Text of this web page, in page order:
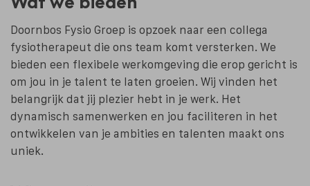
Doornbos Fysio Groep is opzoek naar een collega
fysiotherapeut die ons team komt versterken. We
bieden een flexibele werkomgeving die erop gericht is
om jou in je talent te laten groeien. Wij vinden het
belangrijk dat jij plezier hebt in je werk. Het
dynamisch samenwerken en jou faciliteren in het
ontwikkelen van je ambities en talenten maakt ons
uniek.